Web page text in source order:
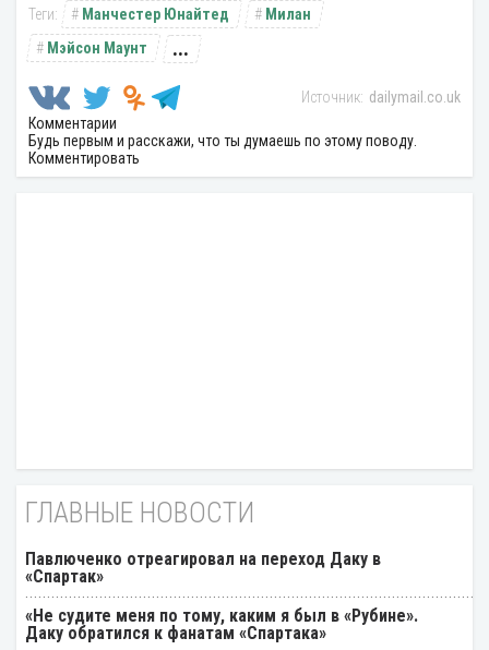
Манчестер Юнайтед
Милан
Мэйсон Маунт
...
dailymail.co.uk
Комментарии
Будь первым и расскажи, что ты думаешь по этому поводу.
Комментировать
ГЛАВНЫЕ НОВОСТИ
Павлюченко отреагировал на переход Даку в
«Спартак»
«Не судите меня по тому, каким я был в «Рубине».
Даку обратился к фанатам «Спартака»